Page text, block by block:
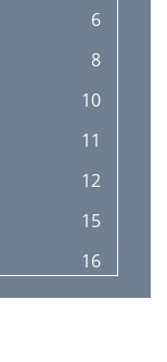
6
8
10
11
12
15
16